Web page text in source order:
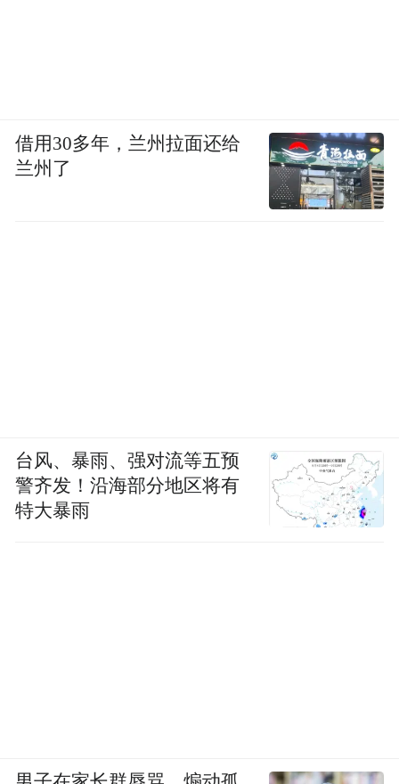
借用30多年，兰州拉面还给
兰州了
台风、暴雨、强对流等五预
警齐发！沿海部分地区将有
特大暴雨